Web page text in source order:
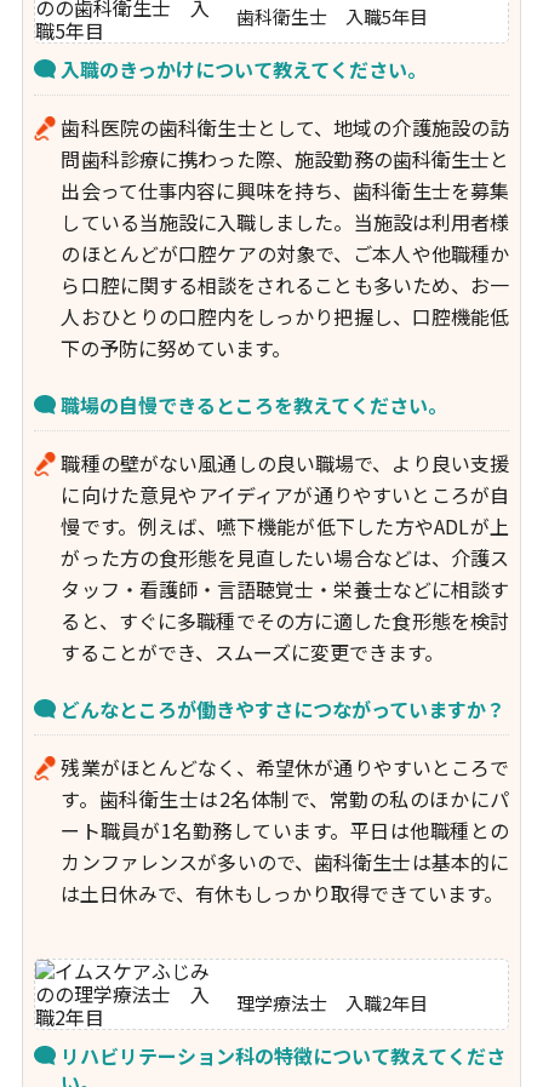
歯科衛生士 入職5年目
入職のきっかけについて教えてください。
歯科医院の歯科衛生士として、地域の介護施設の訪
問歯科診療に携わった際、施設勤務の歯科衛生士と
出会って仕事内容に興味を持ち、歯科衛生士を募集
している当施設に入職しました。当施設は利用者様
のほとんどが口腔ケアの対象で、ご本人や他職種か
ら口腔に関する相談をされることも多いため、お一
人おひとりの口腔内をしっかり把握し、口腔機能低
下の予防に努めています。
職場の自慢できるところを教えてください。
職種の壁がない風通しの良い職場で、より良い支援
に向けた意見やアイディアが通りやすいところが自
慢です。例えば、嚥下機能が低下した方やADLが上
がった方の食形態を見直したい場合などは、介護ス
タッフ・看護師・言語聴覚士・栄養士などに相談す
ると、すぐに多職種でその方に適した食形態を検討
することができ、スムーズに変更できます。
どんなところが働きやすさにつながっていますか？
残業がほとんどなく、希望休が通りやすいところで
す。歯科衛生士は2名体制で、常勤の私のほかにパ
ート職員が1名勤務しています。平日は他職種との
カンファレンスが多いので、歯科衛生士は基本的に
は土日休みで、有休もしっかり取得できています。
理学療法士 入職2年目
リハビリテーション科の特徴について教えてくださ